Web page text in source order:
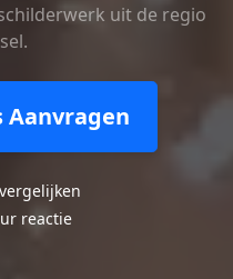
uit de regio
Aanvragen
reactie